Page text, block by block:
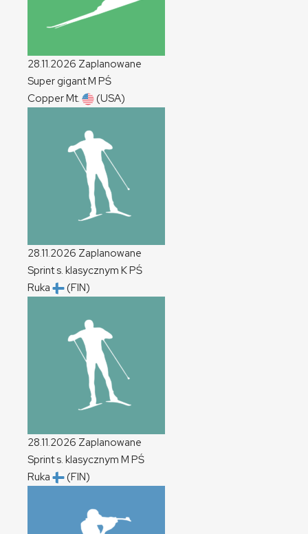
28.11.2026 Zaplanowane
Super gigantM PŚ
Copper Mt.
(USA)
28.11.2026 Zaplanowane
Sprint s. klasycznym KPŚ
Ruka
(FIN)
28.11.2026 Zaplanowane
Sprint s. klasycznym M PŚ
Ruka
(FIN)